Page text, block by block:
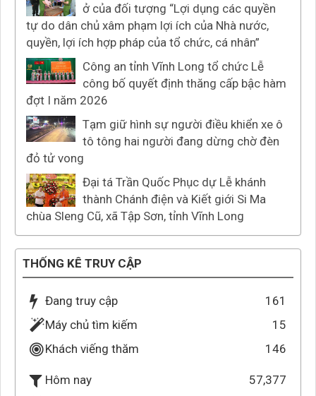
ở của đối tượng “Lợi dụng các quyền
tự do dân chủ xâm phạm lợi ích của Nhà nước,
quyền, lợi ích hợp pháp của tổ chức, cá nhân”
Công an tỉnh Vĩnh Long tổ chức Lễ
công bố quyết định thăng cấp bậc hàm
đợt I năm 2026
Tạm giữ hình sự người điều khiển xe ô
tô tông hai người đang dừng chờ đèn
đỏ tử vong
Đại tá Trần Quốc Phục dự Lễ khánh
thành Chánh điện và Kiết giới Si Ma
chùa Sleng Cũ, xã Tập Sơn, tỉnh Vĩnh Long
THỐNG KÊ TRUY CẬP
Đang truy cập
161
Máy chủ tìm kiếm
15
Khách viếng thăm
146
Hôm nay
57,377